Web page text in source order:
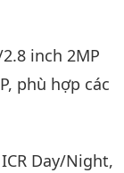
inch 2MP
phù hợp các
Day/Night,